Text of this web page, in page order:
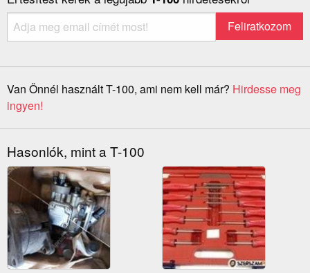
Van Önnél használt T-100, ami nem kell már? Hirdesse meg
ingyen!
Hasonlók, mint a T-100